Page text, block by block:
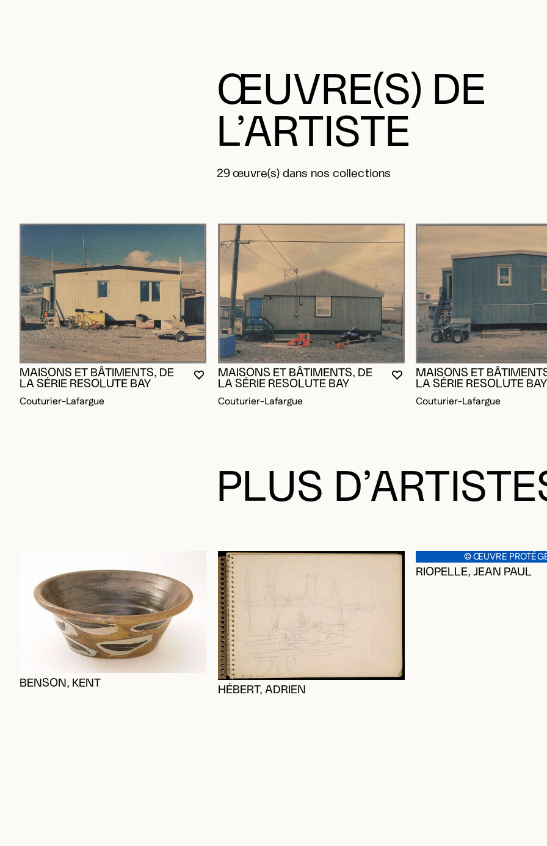
ŒUVRE(S) DE
L’ARTISTE
29 œuvre(s) dans nos collections
VOUS DEVEZ ÊTRE CONNECTÉ POUR AJOUTER AUX FAVORIS
FERMER LA MODALE
OUVRIR LA MODALE
MAISONS ET BÂTIMENTS, DE
LA SÉRIE RESOLUTE BAY
Couturier-Lafargue
VOUS DEVEZ ÊTRE CONNECTÉ
FERMER LA MODALE
OUVRIR LA MODALE
MAISONS ET BÂTIMENTS, DE
LA SÉRIE RESOLUTE BAY
Couturier-Lafargue
MAISONS ET
LA SÉRIE RESOLUTE BAY
Couturier-Lafargue
PLUS
BENSON, KENT
HÉBERT, ADRIEN
© ŒUVRE
RIOPELLE, JEAN PAUL